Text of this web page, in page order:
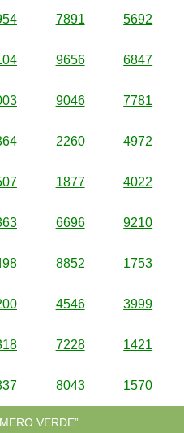
7891 5692
9656 6847
9046 7781
2260 4972
1877 4022
6696 9210
8852 1753
4546 3999
7228 1421
8043 1570
VERDE”